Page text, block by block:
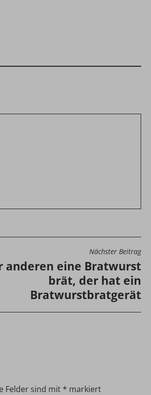
Nächster Beitrag
anderen eine Bratwurst
brät, der hat ein
Bratwurstbratgerät
Felder sind mit * markiert